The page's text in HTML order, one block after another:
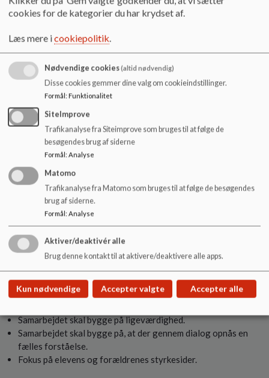
forudsigelighed.
Udefrakommende forstyrrelser og afledelighed minimeres
Social kognitiv træning, hvor eleven øver sig i sociale
strategier til at omgås andre med fokus på at højne elevens
trivsel, udvikling og sociale selvhjulpenhed.
Stor opmærksomhed på elevens selvværd og trivsel ved ofte
at gøre hver enkelt elev opmærksom på egen fremgang såvel
det fagligt som socialt.
Skole-/hjemsamarbejdet
Samarbejdet mellem forældre og skole er af afgørende
betydning. Et åbent og tillidsfuldt samarbejde er en vigtig
forudsætning for, at skolens pædagogiske arbejde med
eleverne lykkes.
Skole-/hjemsamarbejdet bygger derfor på flg.
grundholdninger:
Forældre vil deres børn det bedste.
Det er skolens og forældrenes fælles ansvar at samarbejdet
Samarbejdet skal bygge på ligeværdighed.
Samarbejdet skal bygge på, at der gennem dialog opnås en
fælles forståelse.
Fokus på elevens og forældrenes styrkesider.
cookies for de kategorier du har krydset af.
Læs mere icookiepolitik.
Nødvendige cookies(altid nødvendig)
Disse cookies gemmer dine valg om cookieindstillinger.
Formål: Funktionalitet
SiteImprove
Trafikanalyse fra Siteimprove som bruges til at følge de
besøgendes brug af siderne
Formål: Analyse
Matomo
Trafikanalyse fra Matomo som bruges til at følge de besøgendes
brug af siderne.
Formål: Analyse
Aktiver/deaktivér alle
Brug denne kontakt til at aktivere/deaktivere alle apps.
Kun nødvendige Accepter valgte Accepter alle